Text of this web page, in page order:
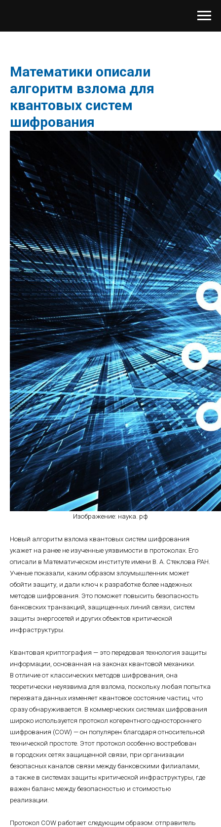
Математики описали
алгоритм взлома для
квантовых систем
шифрования
Изображение: наука. рф
Новый алгоритм взлома квантовых систем шифрования
укажет на ранее не изученные уязвимости в протоколах. Его
описали в Математическом институте имени В. А. Стеклова РАН.
Ученые показали, каким образом злоумышленник может
обойти защиту, и дали ключ к разработке более надежных
методов шифрования. Это поможет повысить безопасность
банковских транзакций, защищенных линий связи, систем
защиты энергосетей и других объектов критической
инфраструктуры.
Квантовая криптография — это передовая технология защиты
информации, основанная на законах квантовой механики.
В отличие от классических методов шифрования, она
теоретически неуязвима для взлома, поскольку любая попытка
перехвата данных изменяет квантовое состояние частиц, что
сразу обнаруживается. В коммерческих системах шифрования
широко используется протокол когерентного одностороннего
шифрования (COW) — он популярен благодаря относительной
технической простоте. Этот протокол особенно востребован
в городских сетях защищенной связи, при организации
безопасных каналов связи между банковскими филиалами,
а также в системах защиты критической инфраструктуры, где
важен баланс между безопасностью и стоимостью
реализации.
Протокол COW работает следующим образом: отправитель